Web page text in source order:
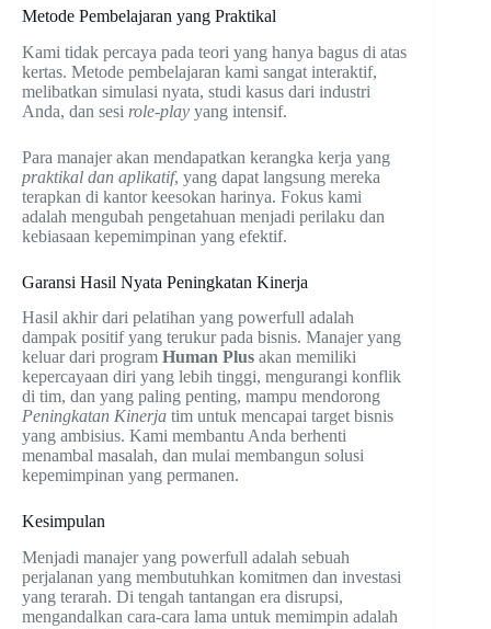
Metode Pembelajaran yang Praktikal
Kami tidak percaya pada teori yang hanya bagus di atas
kertas. Metode pembelajaran kami sangat interaktif,
melibatkan simulasi nyata, studi kasus dari industri
Anda, dan sesi role-play yang intensif.
Para manajer akan mendapatkan kerangka kerja yang
praktikal dan aplikatif, yang dapat langsung mereka
terapkan di kantor keesokan harinya. Fokus kami
adalah mengubah pengetahuan menjadi perilaku dan
kebiasaan kepemimpinan yang efektif.
Garansi Hasil Nyata Peningkatan Kinerja
Hasil akhir dari pelatihan yang powerfull adalah
dampak positif yang terukur pada bisnis. Manajer yang
keluar dari program Human Plus akan memiliki
kepercayaan diri yang lebih tinggi, mengurangi konflik
di tim, dan yang paling penting, mampu mendorong
Peningkatan Kinerja tim untuk mencapai target bisnis
yang ambisius. Kami membantu Anda berhenti
menambal masalah, dan mulai membangun solusi
kepemimpinan yang permanen.
Kesimpulan
Menjadi manajer yang powerfull adalah sebuah
perjalanan yang membutuhkan komitmen dan investasi
yang terarah. Di tengah tantangan era disrupsi,
mengandalkan cara-cara lama untuk memimpin adalah